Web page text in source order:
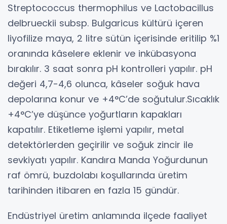
Streptococcus thermophilus ve Lactobacillus
delbrueckii subsp. Bulgaricus kültürü içeren
liyofilize maya, 2 litre sütün içerisinde eritilip %1
oranında kâselere eklenir ve inkübasyona
bırakılır. 3 saat sonra pH kontrolleri yapılır. pH
değeri 4,7-4,6 olunca, kâseler soğuk hava
depolarına konur ve +4°C’de soğutulur.Sıcaklık
+4°C’ye düşünce yoğurtların kapakları
kapatılır. Etiketleme işlemi yapılır, metal
detektörlerden geçirilir ve soğuk zincir ile
sevkiyatı yapılır. Kandıra Manda Yoğurdunun
raf ömrü, buzdolabı koşullarında üretim
tarihinden itibaren en fazla 15 gündür.
Endüstriyel üretim anlamında ilçede faaliyet